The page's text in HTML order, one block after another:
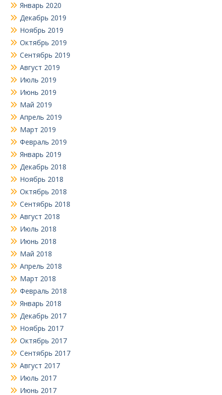
Январь 2020
Декабрь 2019
Ноябрь 2019
Октябрь 2019
Сентябрь 2019
Август 2019
Июль 2019
Июнь 2019
Май 2019
Апрель 2019
Март 2019
Февраль 2019
Январь 2019
Декабрь 2018
Ноябрь 2018
Октябрь 2018
Сентябрь 2018
Август 2018
Июль 2018
Июнь 2018
Май 2018
Апрель 2018
Март 2018
Февраль 2018
Январь 2018
Декабрь 2017
Ноябрь 2017
Октябрь 2017
Сентябрь 2017
Август 2017
Июль 2017
Июнь 2017